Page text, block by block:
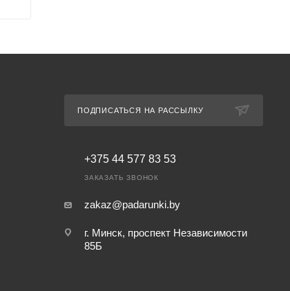
ПОДПИСАТЬСЯ НА РАССЫЛКУ
+375 44 577 83 53
ЗАКАЗАТЬ ЗВОНОК
zakaz@padarunki.by
г. Минск, проспект Независимости
85Б